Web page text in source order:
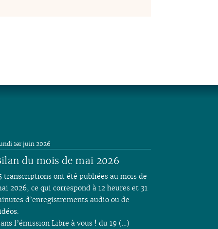
du mois de mai 2026
1er juin 2026
transcriptions ont été publiées au mois de
2026, ce qui correspond à 12 heures et 31
d’enregistrements audio ou de
l’émission Libre à vous ! du 19 (…)